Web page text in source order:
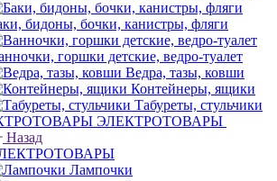
бидоны, бочки, канистры, фляги
горшки детские, ведро-туалет
Ведра, тазы, ковши
Контейнеры, ящики
Табуреты, стульчики
ЭЛЕКТРОТОВАРЫ
Назад
Лампочки